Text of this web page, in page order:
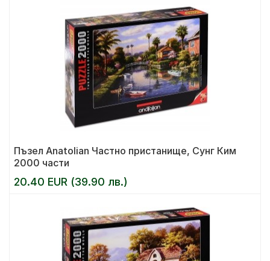
Пъзел Anatolian Частно пристанище, Сунг Ким
2000 части
20.40 EUR (39.90 лв.)